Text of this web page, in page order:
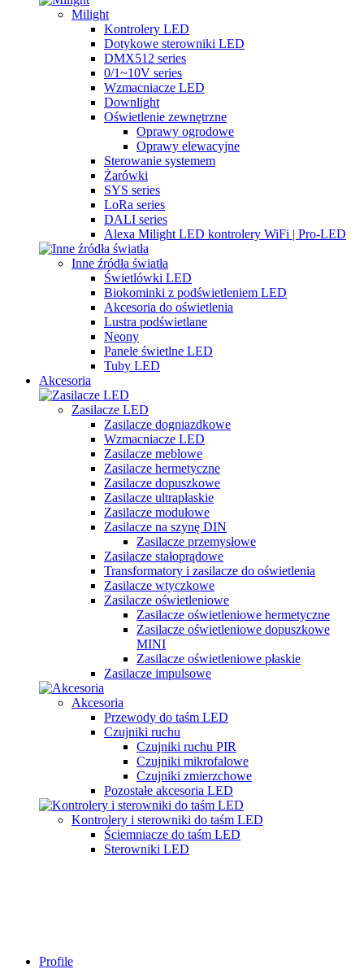
Milight
Kontrolery LED
Dotykowe sterowniki LED
DMX512 series
0/1~10V series
Wzmacniacze LED
Downlight
Oświetlenie zewnętrzne
Oprawy ogrodowe
Oprawy elewacyjne
Sterowanie systemem
Żarówki
SYS series
LoRa series
DALI series
Alexa Milight LED kontrolery WiFi | Pro-LED
Inne źródła światła
Świetlówki LED
Biokominki z podświetleniem LED
Akcesoria do oświetlenia
Lustra podświetlane
Neony
Panele świetlne LED
Tuby LED
Akcesoria
Zasilacze LED
Zasilacze dogniazdkowe
Wzmacniacze LED
Zasilacze meblowe
Zasilacze hermetyczne
Zasilacze dopuszkowe
Zasilacze ultrapłaskie
Zasilacze modułowe
Zasilacze na szynę DIN
Zasilacze przemysłowe
Zasilacze stałoprądowe
Transformatory i zasilacze do oświetlenia
Zasilacze wtyczkowe
Zasilacze oświetleniowe
Zasilacze oświetleniowe hermetyczne
Zasilacze oświetleniowe dopuszkowe
MINI
Zasilacze oświetleniowe płaskie
Zasilacze impulsowe
Akcesoria
Przewody do taśm LED
Czujniki ruchu
Czujniki ruchu PIR
Czujniki mikrofalowe
Czujniki zmierzchowe
Pozostałe akcesoria LED
Kontrolery i sterowniki do taśm LED
Ściemniacze do taśm LED
Sterowniki LED
Profile